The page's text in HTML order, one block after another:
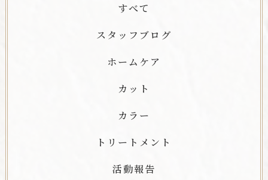
すべて
スタッフブログ
ホームケア
カット
カラー
トリートメント
活動報告